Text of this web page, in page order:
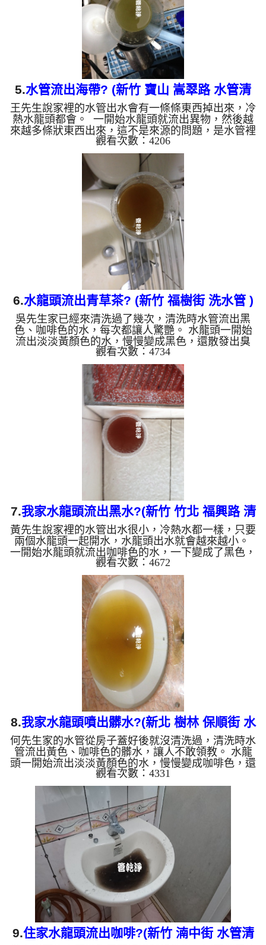
現水龍頭出水變...
5.水管流出海帶? (新竹 寶山 嵩翠路 水管清
洗 )
王先生說家裡的水管出水會有一條條東西掉出來，冷
熱水龍頭都會。 一開始水龍頭就流出異物，然後越
來越多條狀東西出來，這不是來源的問題，是水管裡
面陳積多年的管垢。 水管裡的異物不斷流出來，水
的顏色慢慢變成透明，髒東西也越來越少，最後變成
乾淨的清水。 清洗水管 是利用 高週波水管清洗機 ，
把檸檬酸打入水管，讓水管管壁的鐵鏽及生物膜軟
化，透過空氣與水混合，產生阻力，這時高周波就會
把生物膜、淤泥等等雜質沖出來。 有時候把水塔洗
一洗發現水龍頭出水變小了，就是髒東西卡到水管裡
面了。 或...
觀看次數：4206
6.水龍頭流出青草茶? (新竹 福樹街 洗水管 )
吳先生家已經來清洗過了幾次，清洗時水管流出黑
色、咖啡色的水，每次都讓人驚艷。 水龍頭一開始
流出淡淡黃顏色的水，慢慢變成黑色，還散發出臭
味，是因為屋主使用的是地下水。 水管裡的異物不
斷噴出來，水的顏色會慢慢變成透明，髒東西也越來
越少，最後變成乾淨的清水。 清洗水管 是利用 高週
波水管清洗機 ，把檸檬酸打入水管，讓水管管壁的
管垢及生物膜軟化，透過空氣與水混合，產生阻力，
這時高周波就會把生物膜、管垢等等雜質沖出來。
有時把水塔洗一洗發現水龍頭出水變小了，就是髒東
西卡到水管裡面了。 ...
觀看次數：4734
7.我家水龍頭流出黑水?(新竹 竹北 福興路 清
洗水管 )
黃先生說家裡的水管出水很小，冷熱水都一樣，只要
兩個水龍頭一起開水，水龍頭出水就會越來越小。
一開始水龍頭就流出咖啡色的水，一下變成了黑色，
還發出惡臭，這不是來源的問題，是水管裡面陳積多
年的汙垢。 水管裡的異物不斷流出來，水的顏色慢
慢變成透明，髒東西也越來越少，最後變成乾淨的清
水。 清洗水管 是利用 高週波水管清洗機 ，把檸檬酸
打入水管，讓水管管壁的鐵鏽及生物膜軟化，透過空
氣與水混合，產生阻力，這時高周波就會把生物膜、
淤泥等等雜質沖出來。 有時候把水塔洗一洗發現水
龍頭出水變...
觀看次數：4672
8.我家水龍頭噴出髒水?(新北 樹林 保順街 水
管清潔 )
何先生家的水管從房子蓋好後就沒清洗過，清洗時水
管流出黃色、咖啡色的髒水，讓人不敢領教。 水龍
頭一開始流出淡淡黃顏色的水，慢慢變成咖啡色，還
散發陣陣刺鼻味，這不是自來水來源的問題，水管裡
面藏汙納垢多年。 水管裡的異物不斷流出來，水的
顏色慢慢變成透明，髒東西也越來越少，最後變成乾
淨的清水。 清洗水管 是利用 高週波水管清洗機 ，把
檸檬酸打入水管，讓水管管壁的鐵鏽及生物膜軟化，
透過空氣與水混合，產生阻力，這時高周波就會把生
物膜、鐵鏽等等雜質沖出來。 有時候把水塔洗一洗
發現...
觀看次數：4331
9.住家水龍頭流出咖啡?(新竹 湳中街 水管清